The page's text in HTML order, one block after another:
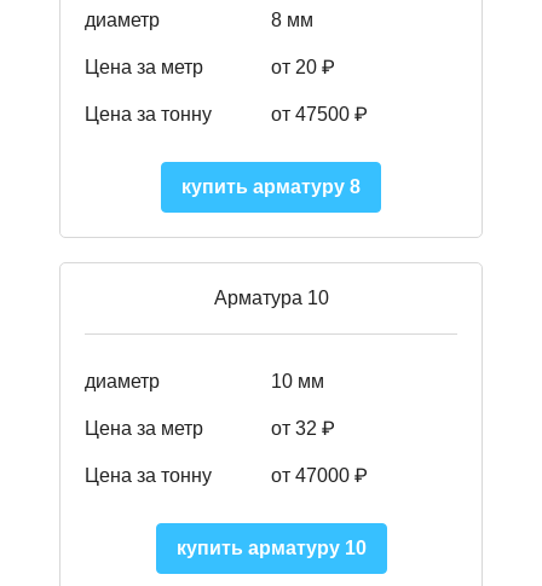
диаметр 8 мм
Цена за метр от 20 ₽
Цена за тонну от 47500 ₽
купить арматуру 8
Арматура 10
диаметр 10 мм
Цена за метр от 32 ₽
Цена за тонну от 47000 ₽
купить арматуру 10